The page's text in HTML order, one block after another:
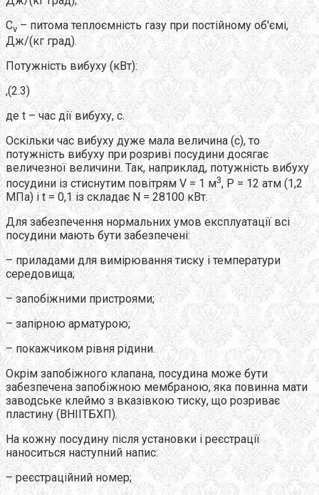
Сv – питома теплоємність газу при постійному об'ємі,
Дж/(кг град).
Потужність вибуху (кВт):
,(2.3)
де t – час дії вибуху, с.
Оскільки час вибуху дуже мала величина (с), то
потужність вибуху при розриві посудини досягає
величезної величини. Так, наприклад, потужність вибуху
посудини із стиснутим повітрям V = 1 м3, Р = 12 атм (1,2
МПа) і t = 0,1 із складає N = 28100 кВт.
Для забезпечення нормальних умов експлуатації всі
посудини мають бути забезпечені:
– приладами для вимірювання тиску і температури
середовища;
– запобіжними пристроями;
– запірною арматурою;
– покажчиком рівня рідини.
Окрім запобіжного клапана, посудина може бути
забезпечена запобіжною мембраною, яка повинна мати
заводське клеймо з вказівкою тиску, що розриває
пластину (ВНІІТБХП).
На кожну посудину після установки і реєстрації
наноситься наступний напис:
– реєстраційний номер;